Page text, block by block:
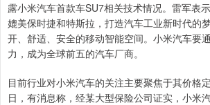
露小米汽车首款车SU7相关技术情况。雷军表
媲美保时捷和特斯拉，打造汽车工业新时代的
开、舒适、安全的移动智能空间。小米汽车要
力，成为全球前五的汽车厂商。
目前行业对小米汽车的关注主要聚焦于其价格
日，有消息称，经某大型保险公司证实，小米